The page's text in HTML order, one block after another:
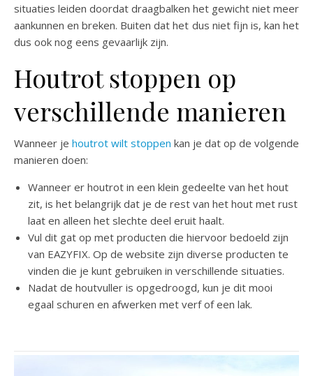
situaties leiden doordat draagbalken het gewicht niet meer
aankunnen en breken. Buiten dat het dus niet fijn is, kan het
dus ook nog eens gevaarlijk zijn.
Houtrot stoppen op
verschillende manieren
Wanneer je houtrot wilt stoppen kan je dat op de volgende
manieren doen:
Wanneer er houtrot in een klein gedeelte van het hout
zit, is het belangrijk dat je de rest van het hout met rust
laat en alleen het slechte deel eruit haalt.
Vul dit gat op met producten die hiervoor bedoeld zijn
van EAZYFIX. Op de website zijn diverse producten te
vinden die je kunt gebruiken in verschillende situaties.
Nadat de houtvuller is opgedroogd, kun je dit mooi
egaal schuren en afwerken met verf of een lak.